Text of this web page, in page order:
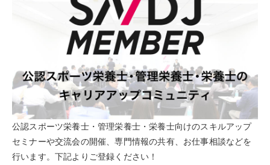
公認スポーツ栄養士・管理栄養士・栄養士向けのスキルアップ
セミナーや交流会の開催、専門情報の共有、お仕事相談などを
行います。下記よりご登録ください！